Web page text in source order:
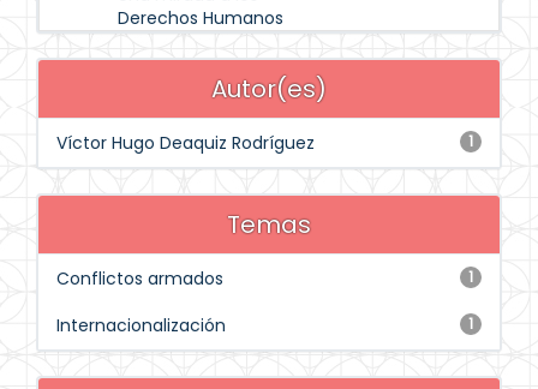
Derechos Humanos
Autor(es)
1
Víctor Hugo Deaquiz Rodríguez
Temas
1
Conflictos armados
1
Internacionalización